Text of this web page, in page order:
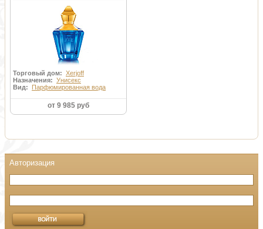
Торговый дом: Xerjoff
Назначения: Унисекс
Вид: Парфюмированная вода
от 9 985 руб